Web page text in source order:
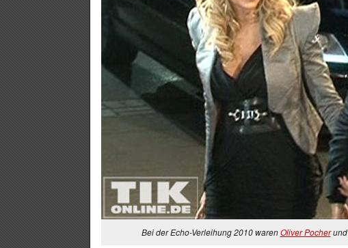
Bei der Echo-Verleihung 2010 warenOliver Pocherund